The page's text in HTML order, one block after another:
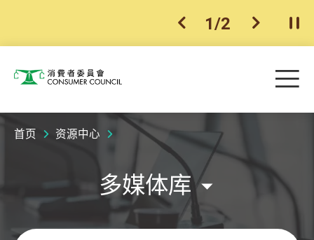
上一个
2/2 下一个开
消费者委员会 目
首页 资源中心
多媒体库